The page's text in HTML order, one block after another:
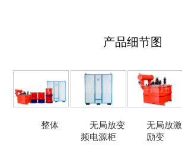
产品细节图
整体
无局放变
频电源柜
无局放激
励变